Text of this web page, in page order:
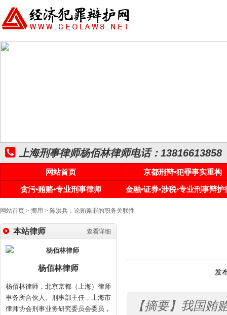
上海刑事律师杨佰林律师电话：13816613858
网站首页
京都刑辩•犯罪事实重构
贪污•贿赂•专业刑事律师
金融•证券•涉税•专业刑事辩护
网站首页 > 挪用 > 陈洪兵：论贿赂罪的职务关联性
查看详细
本站律师
杨佰林律师
杨佰林律师，北京京都（上海）律师
事务所合伙人、刑事部主任，上海市
律师协会刑事业务研究委员会委员，
发
【摘要】我国贿